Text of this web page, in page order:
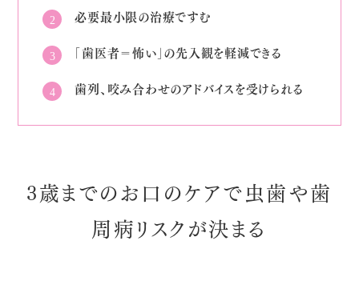
必要最小限の治療ですむ
「歯医者＝怖い」の先入観を軽減できる
歯列、咬み合わせのアドバイスを受けられる
3歳までのお口のケアで虫歯や歯
周病リスクが決まる